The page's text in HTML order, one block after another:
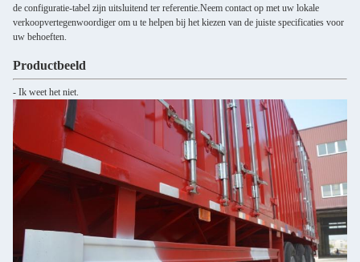
de configuratie-tabel zijn uitsluitend ter referentie.Neem contact op met uw lokale
verkoopvertegenwoordiger om u te helpen bij het kiezen van de juiste specificaties voor
uw behoeften.
Productbeeld
- Ik weet het niet.